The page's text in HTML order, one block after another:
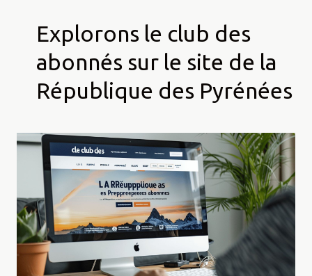
Explorons le club des
abonnés sur le site de la
République des Pyrénées